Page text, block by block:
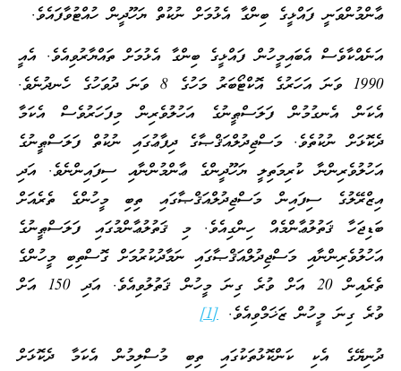
ޢާންމުންވަނީ ފައްޅީގެ ބިންގާ އެޅުމަށް ނުކުތް ޔަހޫދީން ހުއްޓުވާފައެވެ.
އަނެއްކާވެސް އެބައިމީހުން ފައްޅީގެ ބިންގާ އެޅުމަށް ތައްޔާރުވިއެވެ. އެއީ
1990 ވަނަ އަހަރުގެ އޮކްޓޯބަރު މަހުގެ 8 ވަނަ ދުވަހުގެ ހެނދުނެވެ.
އެކަން އެނގުމުން ފަލަސްޠީނުގެ އަހުލުވެރިން މިފަހަރުވެސް އެކަމާ
ދެކޮޅަށް ނުކުތެވެ. މަސްޖިދުލްއަޤްޞާގެ ދިފާޢުގައި ނުކުތް ފަލަސްޠީނުގެ
އަހުލުވެރިންނާ ކުރިމަތިލީ ޔަހޫދީންގެ ޢާންމުންނާއި ސިފައިންނެވެ. އަދި
އިޒްރޭލުގެ ސިފައިން މަސްޖިދުލްއަޤްޞާގައި ތިބި މީހުންގެ ތެރެއަށް
ބަޑިޖަހާ ޤަތުލުޢާންމެއް ހިންގިއެވެ. މި ޤަތުލުޢާންމުގައި ފަލަސްޠީނުގެ
އަހުލުވެރިންނާއި މަސްޖިދުލްއަޤްޞާގައި ނަމާދުކުރުމަށް ގޮސްތިބި މީހުންގެ
ތެރެއިން 20 އަށް ވުރެ ގިނަ މީހުން ޤަތުލުވިއެވެ. އަދި 150 އަށް
ވުރެ ގިނަ މީހުން ޒަޚަމްވިއެވެ. [1]
ދުނިޔޭގެ އެކި ކަންކޮޅުތަކުގައި ތިބި މުސްލިމުން އެކަމާ ދެކޮޅަށް